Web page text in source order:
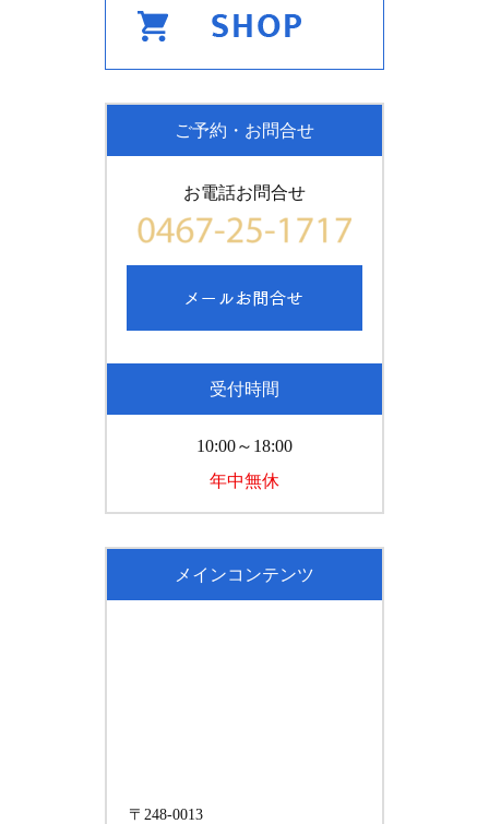
ご予約・お問合せ
お電話お問合せ
受付時間
10:00～18:00
年中無休
メインコンテンツ
〒248-0013